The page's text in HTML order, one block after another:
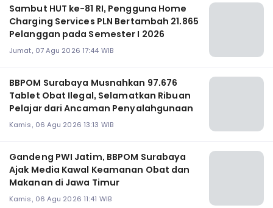
Sambut HUT ke-81 RI, Pengguna Home
Charging Services PLN Bertambah 21.865
Pelanggan pada Semester I 2026
Jumat, 07 Agu 2026 17:44 WIB
BBPOM Surabaya Musnahkan 97.676
Tablet Obat Ilegal, Selamatkan Ribuan
Pelajar dari Ancaman Penyalahgunaan
Kamis, 06 Agu 2026 13:13 WIB
Gandeng PWI Jatim, BBPOM Surabaya
Ajak Media Kawal Keamanan Obat dan
Makanan di Jawa Timur
Kamis, 06 Agu 2026 11:41 WIB